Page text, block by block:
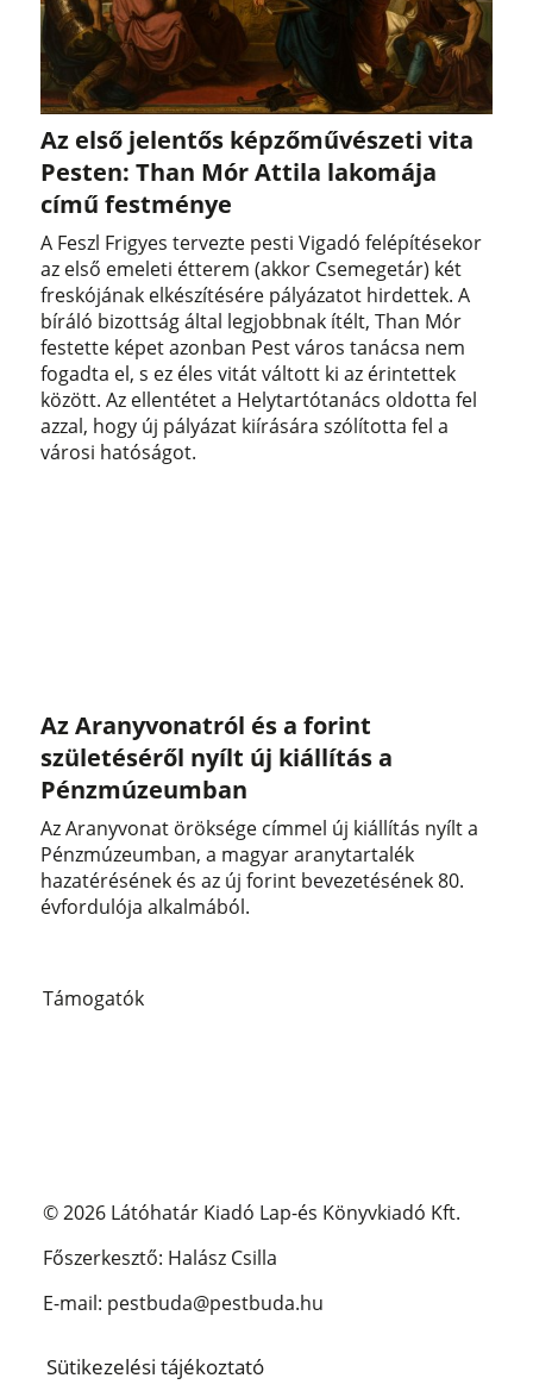
Az első jelentős képzőművészeti vita
Pesten: Than Mór Attila lakomája
című festménye
A Feszl Frigyes tervezte pesti Vigadó felépítésekor
az első emeleti étterem (akkor Csemegetár) két
freskójának elkészítésére pályázatot hirdettek. A
bíráló bizottság által legjobbnak ítélt, Than Mór
festette képet azonban Pest város tanácsa nem
fogadta el, s ez éles vitát váltott ki az érintettek
között. Az ellentétet a Helytartótanács oldotta fel
azzal, hogy új pályázat kiírására szólította fel a
városi hatóságot.
Az Aranyvonatról és a forint
születéséről nyílt új kiállítás a
Pénzmúzeumban
Az Aranyvonat öröksége címmel új kiállítás nyílt a
Pénzmúzeumban, a magyar aranytartalék
hazatérésének és az új forint bevezetésének 80.
évfordulója alkalmából.
Támogatók
© 2026 Látóhatár Kiadó Lap-és Könyvkiadó Kft.
Főszerkesztő: Halász Csilla
E-mail: pestbuda@pestbuda.hu
Sütikezelési tájékoztató